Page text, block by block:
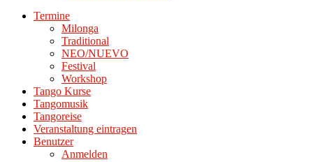
Termine
Milonga
Traditional
NEO/NUEVO
Festival
Workshop
Tango Kurse
Tangomusik
Tangoreise
Veranstaltung eintragen
Benutzer
Anmelden